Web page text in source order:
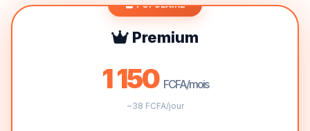
POPULAIRE
Premium
1 150 FCFA/mois
~38 FCFA/jour